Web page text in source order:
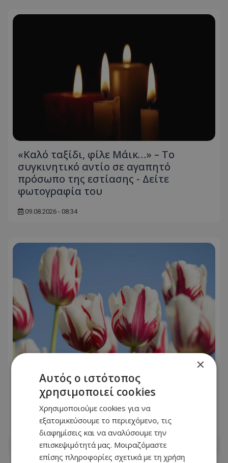
«Καλό ταξίδι, φίλε Μάικ…» – Το
συγκινητικό αντίο σε αγαπητό
πρόσωπο της εστίασης - Δείτε
φωτογραφία του
09.08.2026 - 08:34
Εορτολόγιο: Ποιοι γιορτάζουν σήμερα,
Κυριακή 9 Αυγούστου – Η απάντηση
ίσως σας εκπλήξει
09.08.2026 - 07:31
×
Αυτός ο ιστότοπος
χρησιμοποιεί cookies
Χρησιμοποιούμε cookies για να
εξατομικεύσουμε το περιεχόμενο, τις
διαφημίσεις και να αναλύσουμε την
επισκεψιμότητά μας. Μοιραζόμαστε
επίσης πληροφορίες σχετικά με τη χρήση